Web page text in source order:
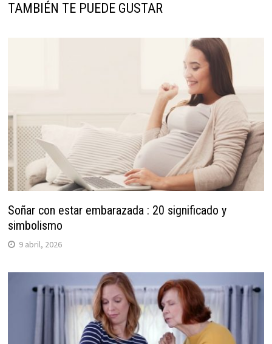
TAMBIÉN TE PUEDE GUSTAR
Soñar con estar embarazada : 20 significado y
simbolismo
9 abril, 2026